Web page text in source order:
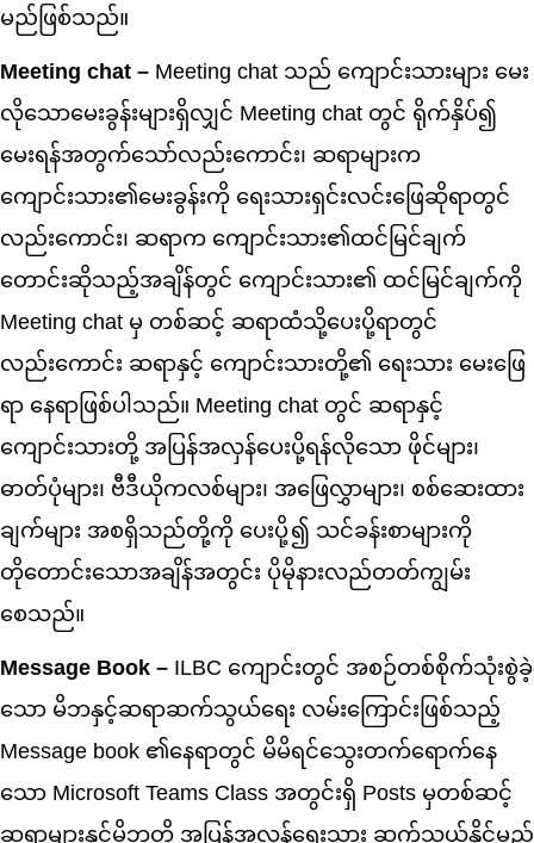
မည်ဖြစ်သည်။
Meeting chat – Meeting chat သည် ကျောင်းသားများ မေး
လိုသောမေးခွန်းများရှိလျှင် Meeting chat တွင် ရိုက်နှိပ်၍
မေးရန်အတွက်သော်လည်းကောင်း၊ ဆရာများက
ကျောင်းသား၏မေးခွန်းကို ရေးသားရှင်းလင်းဖြေဆိုရာတွင်
လည်းကောင်း၊ ဆရာက ကျောင်းသား၏ထင်မြင်ချက်
တောင်းဆိုသည့်အချိန်တွင် ကျောင်းသား၏ ထင်မြင်ချက်ကို
Meeting chat မှ တစ်ဆင့် ဆရာထံသို့ပေးပို့ရာတွင်
လည်းကောင်း ဆရာနှင့် ကျောင်းသားတို့၏ ရေးသား မေးဖြေ
ရာ နေရာဖြစ်ပါသည်။ Meeting chat တွင် ဆရာနှင့်
ကျောင်းသားတို့ အပြန်အလှန်ပေးပို့ရန်လိုသော ဖိုင်များ၊
ဓာတ်ပုံများ၊ ဗီဒီယိုကလစ်များ၊ အဖြေလွှာများ၊ စစ်ဆေးထား
ချက်များ အစရှိသည်တို့ကို ပေးပို့၍ သင်ခန်းစာများကို
တိုတောင်းသောအချိန်အတွင်း ပိုမိုနားလည်တတ်ကျွမ်း
စေသည်။
Message Book – ILBC ကျောင်းတွင် အစဉ်တစ်စိုက်သုံးစွဲခဲ့
သော မိဘနှင့်ဆရာဆက်သွယ်ရေး လမ်းကြောင်းဖြစ်သည့်
Message book ၏နေရာတွင် မိမိရင်သွေးတက်ရောက်နေ
သော Microsoft Teams Class အတွင်းရှိ Posts မှတစ်ဆင့်
ဆရာများနှင့်မိဘတို့ အပြန်အလှန်ရေးသား ဆက်သွယ်နိုင်မည်